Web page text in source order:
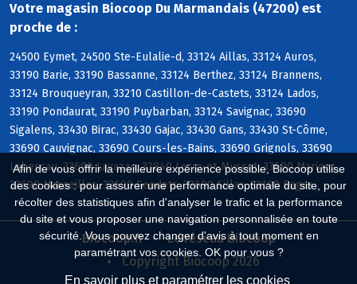
Afin de vous offrir la meilleure expérience possible, Biocoop utilise
des cookies : pour assurer une performance optimale du site, pour
récolter des statistiques afin d'analyser le trafic et la performance
du site et vous proposer une navigation personnalisée en toute
sécurité. Vous pouvez changer d'avis à tout moment en
paramétrant vos cookies. OK pour vous ?
En savoir plus et paramétrer les cookies
Votre magasin Biocoop Du Marmandais (47200) est
proche de :
24500 Eymet, 24500 Ste-Eulalie-d, 33124 Aillas, 33124 Auros,
33190 Barie, 33190 Bassanne, 33124 Berthez, 33124 Brannens,
33124 Brouqueyran, 33210 Castillon-de-Castets, 33124 Lados,
33190 Pondaurat, 33190 Puybarban, 33124 Savignac, 33690
Sigalens, 33430 Birac, 33430 Gajac, 33430 Gans, 33430 St-Côme,
33690 Cauvignac, 33690 Cours-les-Bains, 33690 Grignols, 33690
Labescau, 33690 Lavazan, 33840 Lerm-et-Musset, 33690 Marions,
33690 Masseilles, 33690 Sendets, 33690 Sillas, 33190 Bagas
Biocoop.fr
Le réseau Biocoop
Copyright Biocoop 2026